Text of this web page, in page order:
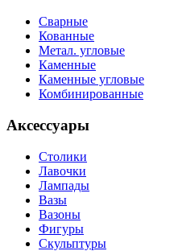
Сварные
Кованные
Метал. угловые
Каменные
Каменные угловые
Комбинированные
Аксессуары
Столики
Лавочки
Лампады
Вазы
Вазоны
Фигуры
Скульптуры